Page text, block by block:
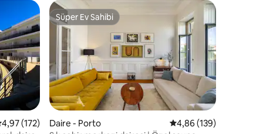
arasında
üzerinden ortalama 4,97 puan, 172 değerlendirme
4,97 (172)
Süper Ev Sahibi
Süper Ev Sahibi
Daire - Porto 5 üzerinden ortalama
4,86 (139)